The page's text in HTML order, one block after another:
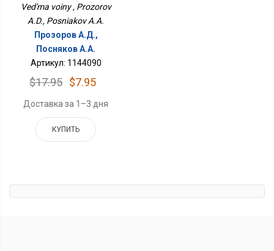
Ved'ma voiny , Prozorov
A.D., Posniakov A.A.
Прозоров А.Д.,
Посняков А.А.
Артикул: 1144090
$17.95 $7.95
Доставка за 1–3 дня
КУПИТЬ